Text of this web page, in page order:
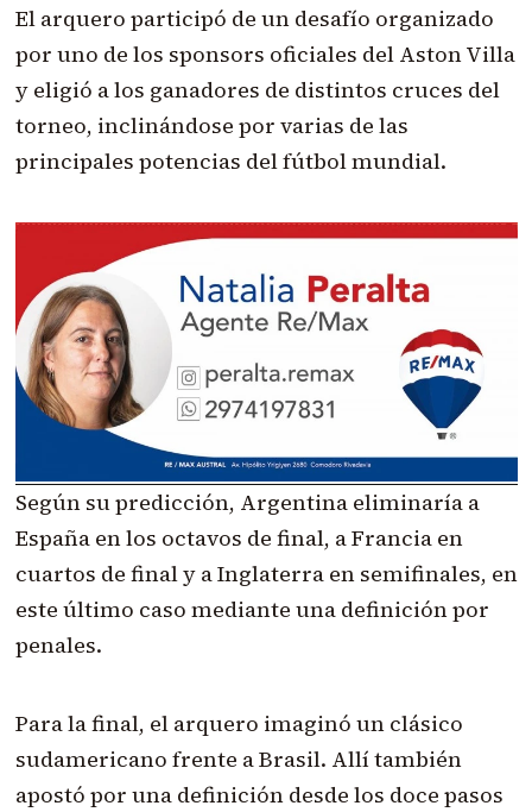
El arquero participó de un desafío organizado
por uno de los sponsors oficiales del Aston Villa
y eligió a los ganadores de distintos cruces del
torneo, inclinándose por varias de las
principales potencias del fútbol mundial.
Según su predicción, Argentina eliminaría a
España en los octavos de final, a Francia en
cuartos de final y a Inglaterra en semifinales, en
este último caso mediante una definición por
penales.
Para la final, el arquero imaginó un clásico
sudamericano frente a Brasil. Allí también
apostó por una definición desde los doce pasos